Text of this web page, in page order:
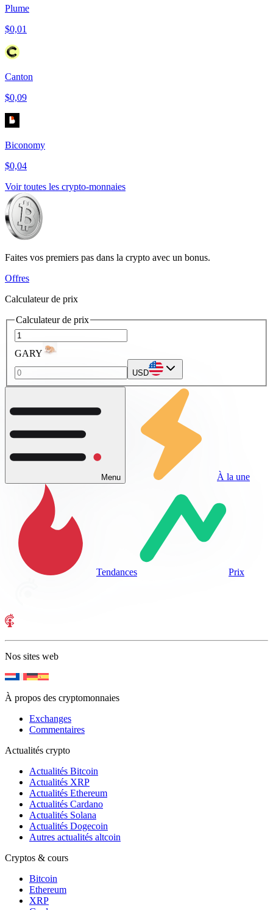
Plume
$0,01
Canton
$0,09
Biconomy
$0,04
Voir toutes les crypto-monnaies
Faites vos premiers pas dans la crypto avec un bonus.
Offres
Calculateur de prix
Calculateur de prix
GARY
USD
Menu À la une
Tendances Prix
Nos sites web
À propos des cryptomonnaies
Exchanges
Commentaires
Actualités crypto
Actualités Bitcoin
Actualités XRP
Actualités Ethereum
Actualités Cardano
Actualités Solana
Actualités Dogecoin
Autres actualités altcoin
Cryptos & cours
Bitcoin
Ethereum
XRP